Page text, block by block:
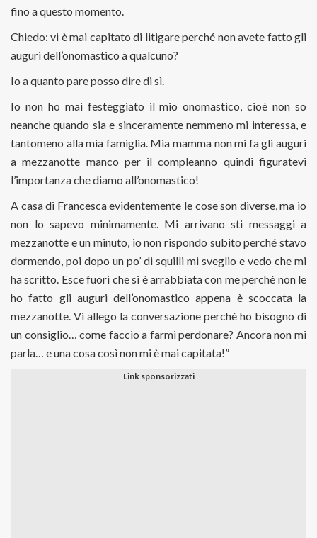
fino a questo momento.
Chiedo: vi è mai capitato di litigare perché non avete fatto gli
auguri dell’onomastico a qualcuno?
Io a quanto pare posso dire di sì.
Io non ho mai festeggiato il mio onomastico, cioè non so
neanche quando sia e sinceramente nemmeno mi interessa, e
tantomeno alla mia famiglia. Mia mamma non mi fa gli auguri
a mezzanotte manco per il compleanno quindi figuratevi
l’importanza che diamo all’onomastico!
A casa di Francesca evidentemente le cose son diverse, ma io
non lo sapevo minimamente. Mi arrivano sti messaggi a
mezzanotte e un minuto, io non rispondo subito perché stavo
dormendo, poi dopo un po’ di squilli mi sveglio e vedo che mi
ha scritto. Esce fuori che si è arrabbiata con me perché non le
ho fatto gli auguri dell’onomastico appena è scoccata la
mezzanotte. Vi allego la conversazione perché ho bisogno di
un consiglio… come faccio a farmi perdonare? Ancora non mi
parla… e una cosa così non mi è mai capitata!”